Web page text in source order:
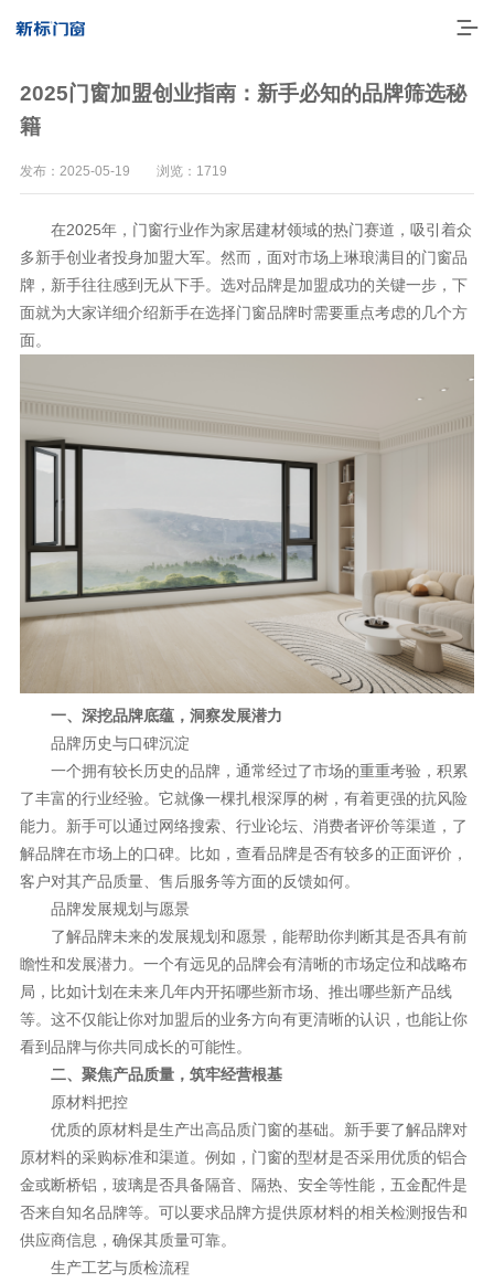
走进新标
一体化产品
新视界
新标赋能中心
品牌资讯
新标铝业
2025门窗加盟创业指南：新手必知的品牌筛选秘
籍
发布：2025-05-19 浏览：1719
在2025年，门窗行业作为家居建材领域的热门赛道，吸引着众
多新手创业者投身加盟大军。然而，面对市场上琳琅满目的门窗品
牌，新手往往感到无从下手。选对品牌是加盟成功的关键一步，下
面就为大家详细介绍新手在选择门窗品牌时需要重点考虑的几个方
面。
一、深挖品牌底蕴，洞察发展潜力
品牌历史与口碑沉淀
一个拥有较长历史的品牌，通常经过了市场的重重考验，积累
了丰富的行业经验。它就像一棵扎根深厚的树，有着更强的抗风险
能力。新手可以通过网络搜索、行业论坛、消费者评价等渠道，了
解品牌在市场上的口碑。比如，查看品牌是否有较多的正面评价，
客户对其产品质量、售后服务等方面的反馈如何。
品牌发展规划与愿景
了解品牌未来的发展规划和愿景，能帮助你判断其是否具有前
瞻性和发展潜力。一个有远见的品牌会有清晰的市场定位和战略布
局，比如计划在未来几年内开拓哪些新市场、推出哪些新产品线
等。这不仅能让你对加盟后的业务方向有更清晰的认识，也能让你
看到品牌与你共同成长的可能性。
二、聚焦产品质量，筑牢经营根基
原材料把控
优质的原材料是生产出高品质门窗的基础。新手要了解品牌对
原材料的采购标准和渠道。例如，门窗的型材是否采用优质的铝合
金或断桥铝，玻璃是否具备隔音、隔热、安全等性能，五金配件是
否来自知名品牌等。可以要求品牌方提供原材料的相关检测报告和
供应商信息，确保其质量可靠。
生产工艺与质检流程